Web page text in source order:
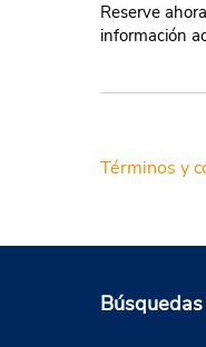
Reserve
información
Términos y